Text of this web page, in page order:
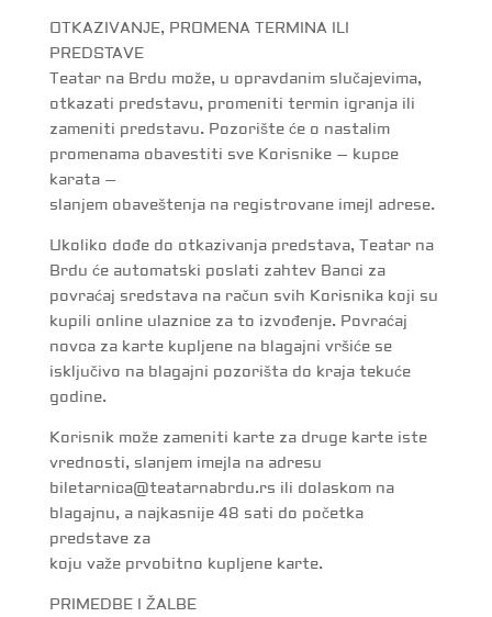
OTKAZIVANЈE, PROMENA TERMINA ILI
PREDSTAVE
Teatar na Brdu može, u opravdanim slučajevima,
otkazati predstavu, promeniti termin igranja ili
zameniti predstavu. Pozorište će o nastalim
promenama obavestiti sve Korisnike – kupce
karata –
slanjem obaveštenja na registrovane imejl adrese.
Ukoliko dođe do otkazivanja predstava, Teatar na
Brdu će automatski poslati zahtev Banci za
povraćaj sredstava na račun svih Korisnika koji su
kupili online ulaznice za to izvođenje. Povraćaj
novca za karte kupljene na blagajni vršiće se
isključivo na blagajni pozorišta do kraja tekuće
godine.
Korisnik može zameniti karte za druge karte iste
vrednosti, slanjem imejla na adresu
biletarnica@teatarnabrdu.rs ili dolaskom na
blagajnu, a najkasnije 48 sati do početka
predstave za
koju važe prvobitno kupljene karte.
PRIMEDBE I ŽALBE